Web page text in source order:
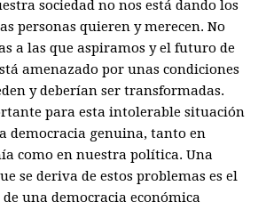
sociedad no nos está dando los
personas quieren y merecen. No
a las que aspiramos y el futuro de
amenazado por unas condiciones
y deberían ser transformadas.
para esta intolerable situación
democracia genuina, tanto en
como en nuestra política. Una
se deriva de estos problemas es el
una democracia económica